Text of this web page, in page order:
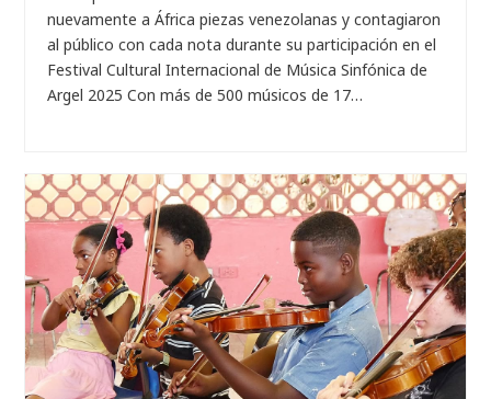
nuevamente a África piezas venezolanas y contagiaron
al público con cada nota durante su participación en el
Festival Cultural Internacional de Música Sinfónica de
Argel 2025 Con más de 500 músicos de 17…